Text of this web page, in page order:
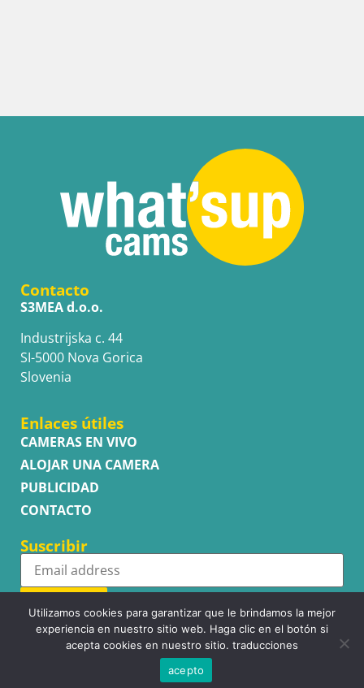
Contacto
S3MEA d.o.o.
Industrijska c. 44
SI-5000 Nova Gorica
Slovenia
Enlaces útiles
CAMERAS EN VIVO
ALOJAR UNA CAMERA
PUBLICIDAD
CONTACTO
Suscribir
Subscribe
Copyright © WhatsupCams 2016 - 2026. All right reserved.
Utilizamos cookies para garantizar que le brindamos la mejor
experiencia en nuestro sitio web. Haga clic en el botón si
acepta cookies en nuestro sitio. traducciones
acepto